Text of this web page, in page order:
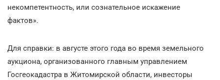
некомпетентность, или сознательное искажение
фактов».
Для справки: в августе этого года во время земельного
аукциона, организованного главным управлением
Госгеокадастра в Житомирской области, инвесторы